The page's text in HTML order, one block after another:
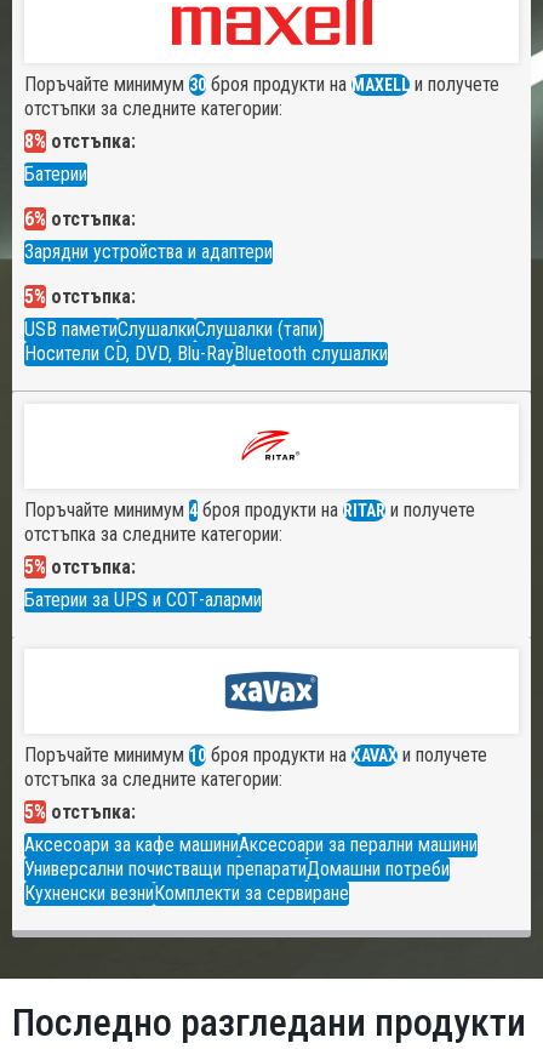
Поръчайте минимум 30 броя продукти на MAXELL и получете
отстъпки за следните категории:
8% отстъпка:
Батерии
6% отстъпка:
Зарядни устройства и адаптери
5% отстъпка:
USB паметиСлушалкиСлушалки (тапи)
Носители CD, DVD, Blu-RayBluetooth слушалки
Поръчайте минимум 4 броя продукти на RITAR и получете
отстъпка за следните категории:
5% отстъпка:
Батерии за UPS и СОТ-аларми
Поръчайте минимум 10 броя продукти на XAVAX и получете
отстъпка за следните категории:
5% отстъпка:
Аксесоари за кафе машиниАксесоари за перални машини
Универсални почистващи препаратиДомашни потреби
Кухненски везниКомплекти за сервиране
Последно разгледани продукти